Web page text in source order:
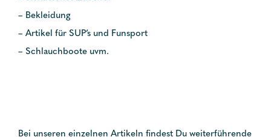
– Bekleidung
– Artikel für SUP’s und Funsport
– Schlauchboote uvm.
Bei unseren einzelnen Artikeln findest Du weiterführende